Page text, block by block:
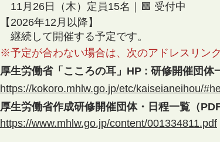
11月26日（木）定員15名
｜🟩 受付中
【2026年12月以降】
継続して開催する予定です。
※予定が合わない場合は、次のアドレスリン
厚生労働省「こころの耳」HP : 研修開催団体
https://kokoro.mhlw.go.jp/etc/kaiseianeihou/
厚生労働省作成研修開催団体・日程一覧（PDF
https://www.mhlw.go.jp/content/001334811.pdf